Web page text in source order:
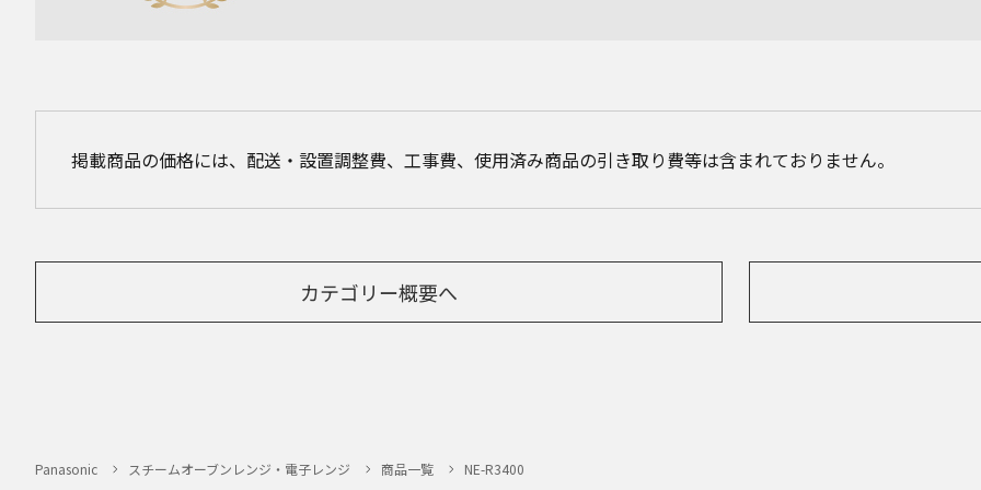
掲載商品の価格には、配送・設置調整費、工事費、使用済み商品の引き取り費等は含まれておりません。
カテゴリー概要へ
Panasonic スチームオーブンレンジ・電子レンジ 商品一覧 NE-R3400